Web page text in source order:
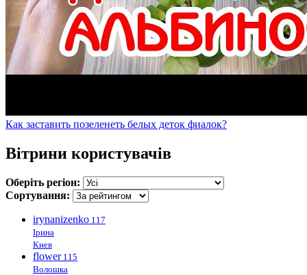
Как заставить позеленеть белых деток фиалок?
Вітрини користувачів
Оберіть регіон:
Сортування:
irynanizenko 117
Ірина
Киев
flower 115
Волошка